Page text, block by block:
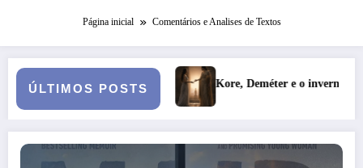
Página inicial Comentários e Analises de Textos
ÚLTIMOS POSTS
Kore, Deméter e o inverno: a fertilidade das profundezas